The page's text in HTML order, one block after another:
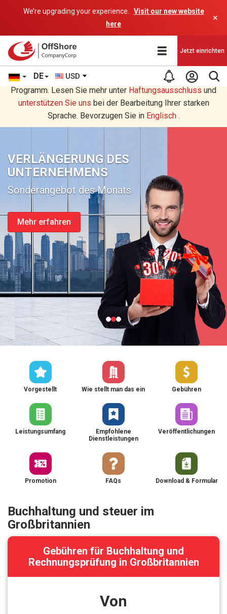
We’re upgrading your experience.
Visit our new website
here
×
DE USD
Jetzt einrichten
Sie lesen eine Deutsche Übersetzung durch ein AI-
Programm. Lesen Sie mehr unter Haftungsausschluss und
unterstützen Sie uns bei der Bearbeitung Ihrer starken
Sprache. Bevorzugen Sie in Englisch.
VERLÄNGERUNG DES
UNTERNEHMENS
Sonderangebot des Monats
Mehr erfahren
Vorgestellt Wie stellt man das ein Gebühren
Leistungsumfang
Empfohlene
Dienstleistungen
Veröffentlichungen
Promotion FAQs Download & Formular
Buchhaltung und steuer im
Großbritannien
Gebühren für Buchhaltung und
Rechnungsprüfung in Großbritannien
Von